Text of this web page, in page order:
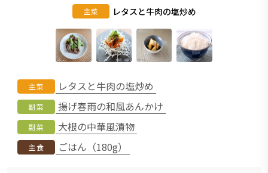
主菜 レタスと牛肉の塩炒め
主菜 レタスと牛肉の塩炒め
副菜 揚げ春雨の和風あんかけ
副菜 大根の中華風漬物
主食 ごはん（180g）